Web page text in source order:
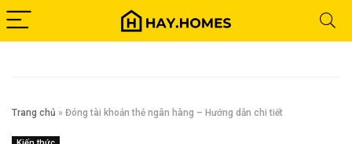
Trang chủ » Đóng tài khoản thẻ ngân hàng – Hướng dẫn chi tiết